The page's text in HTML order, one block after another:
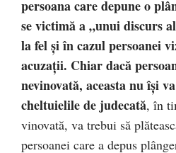
persoana care depune o
se victimă a „unui discurs
la fel și în cazul persoanei
acuzații. Chiar dacă
nevinovată, aceasta nu își
cheltuielile de judecată, în
vinovată, va trebui să
persoanei care a depus